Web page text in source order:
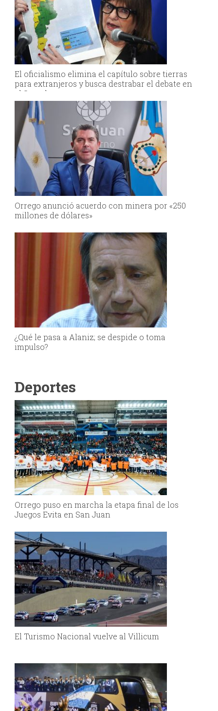
El oficialismo elimina el capítulo sobre tierras
para extranjeros y busca destrabar el debate en
el Senado
Orrego anunció acuerdo con minera por «250
millones de dólares»
¿Qué le pasa a Alaniz; se despide o toma
impulso?
Deportes
Orrego puso en marcha la etapa final de los
Juegos Evita en San Juan
El Turismo Nacional vuelve al Villicum